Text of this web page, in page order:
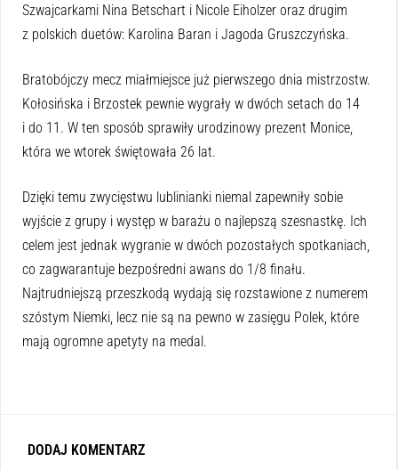
Szwajcarkami Nina Betschart i Nicole Eiholzer oraz drugim
z polskich duetów: Karolina Baran i Jagoda Gruszczyńska.
Bratobójczy mecz miałmiejsce już pierwszego dnia mistrzostw.
Kołosińska i Brzostek pewnie wygrały w dwóch setach do 14
i do 11. W ten sposób sprawiły urodzinowy prezent Monice,
która we wtorek świętowała 26 lat.
Dzięki temu zwycięstwu lublinianki niemal zapewniły sobie
wyjście z grupy i występ w barażu o najlepszą szesnastkę. Ich
celem jest jednak wygranie w dwóch pozostałych spotkaniach,
co zagwarantuje bezpośredni awans do 1/8 finału.
Najtrudniejszą przeszkodą wydają się rozstawione z numerem
szóstym Niemki, lecz nie są na pewno w zasięgu Polek, które
mają ogromne apetyty na medal.
DODAJ KOMENTARZ